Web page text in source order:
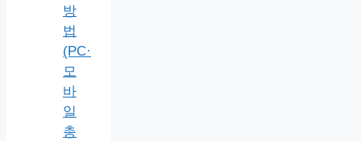
방
법
(PC·
모
바
일
총